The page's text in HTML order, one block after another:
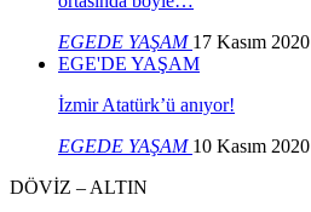
EGEDE YAŞAM 17 Kasım 2020
EGE'DE YAŞAM
İzmir Atatürk’ü anıyor!
EGEDE YAŞAM 10 Kasım 2020
DÖVİZ – ALTIN